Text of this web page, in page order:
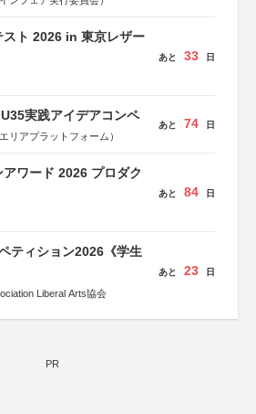
スト 2026 in 東京レザー
あと 33 日
実践アイデアコンペ
リアプラットフォーム）
あと 74 日
ワード 2026 プロダク
あと 84 日
ティション2026《学生
Liberal Arts協会
あと 23 日
PR